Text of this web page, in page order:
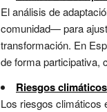
El análisis de
comunidad— para
transformación. En
de forma participativa,
Riesgos
Los riesgos climáticos